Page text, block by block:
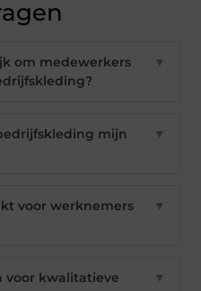
om medewerkers
▼
mijn
▼
voor werknemers
▼
voor kwalitatieve
▼